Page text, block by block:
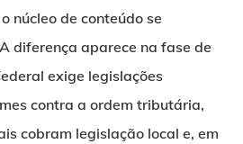
núcleo de conteúdo se
diferença aparece na fase de
exige legislações
contra a ordem tributária,
cobram legislação local e, em